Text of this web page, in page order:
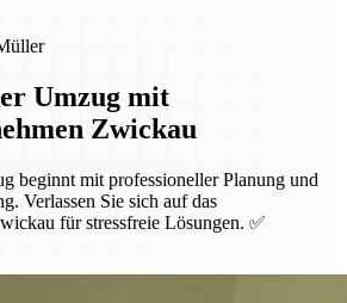
Umzug mit
Zwickau
beginnt mit professioneller Planung und
Verlassen Sie sich auf das
für stressfreie Lösungen. ✅